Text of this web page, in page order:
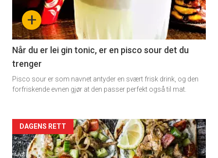
section
11
Dagens
rett
+
Når du er lei gin tonic, er en pisco sour det du
trenger
Pisco sour er som navnet antyder en svært frisk drink, og den
forfriskende evnen gjør at den passer perfekt også til mat.
Artikler
detail
DAGENS RETT